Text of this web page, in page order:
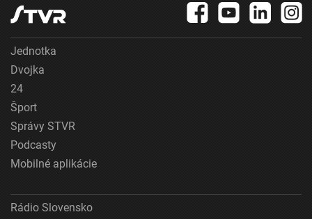
Jednotka
Dvojka
24
Šport
Správy STVR
Podcasty
Mobilné aplikácie
Rádio Slovensko